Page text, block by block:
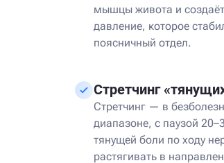
мышцы живота и
давление, которое
поясничный отдел.
Стретчинг
Стретчинг — в
диапазоне, с паузой
тянущей боли по ходу
растягивать в